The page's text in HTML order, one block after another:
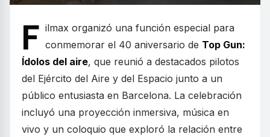
F ilmax organizó una función especial para
conmemorar el 40 aniversario de Top Gun:
Ídolos del aire, que reunió a destacados pilotos
del Ejército del Aire y del Espacio junto a un
público entusiasta en Barcelona. La celebración
incluyó una proyección inmersiva, música en
vivo y un coloquio que exploró la relación entre